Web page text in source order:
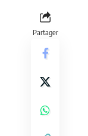
Partager